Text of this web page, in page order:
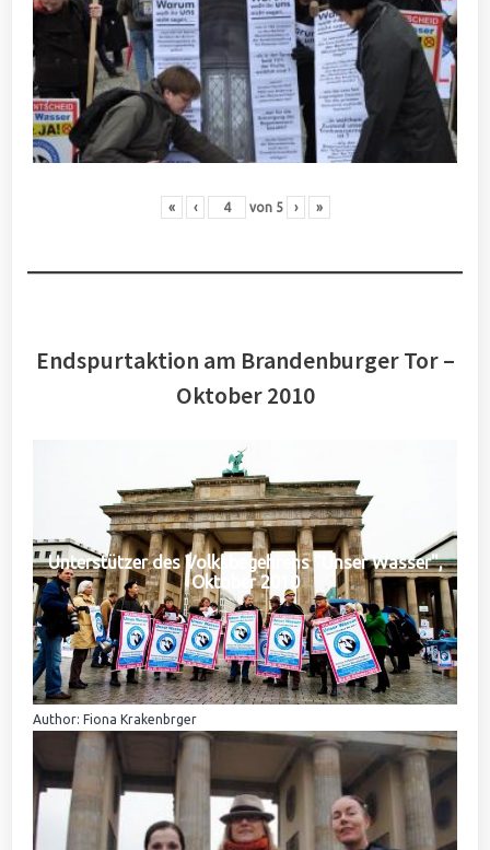
« ‹ von 5 › »
Endspurtaktion am Brandenburger Tor –
Oktober 2010
Unterstützer des Volksbegehrens "Unser Wasser",
Oktober 2010
Author: Fiona Krakenbrger